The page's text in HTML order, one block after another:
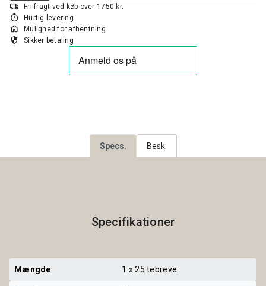
local_shipping Fri fragt ved køb over 1750 kr.
timer Hurtig levering
home Mulighed for afhentning
security Sikker betaling
Specs. Besk.
Specifikationer
Mængde 1 x 25 tebreve